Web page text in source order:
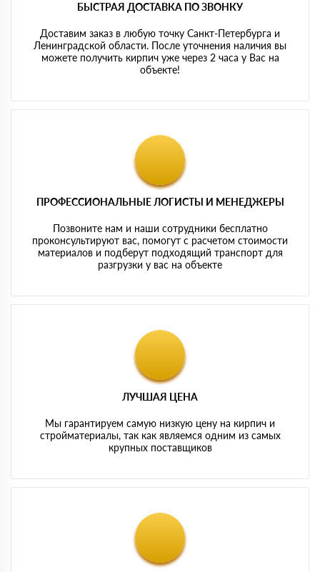
БЫСТРАЯ ДОСТАВКА ПО ЗВОНКУ
Доставим заказ в любую точку Санкт-Петербурга и
Ленинградской области. После уточнения наличия вы
можете получить кирпич уже через 2 часа у Вас на
объекте!
ПРОФЕССИОНАЛЬНЫЕ ЛОГИСТЫ И МЕНЕДЖЕРЫ
Позвоните нам и наши сотрудники бесплатно
проконсультируют вас, помогут с расчетом стоимости
материалов и подберут подходящий транспорт для
разгрузки у вас на объекте
ЛУЧШАЯ ЦЕНА
Мы гарантируем самую низкую цену на кирпич и
стройматериалы, так как являемся одним из самых
крупных поставщиков